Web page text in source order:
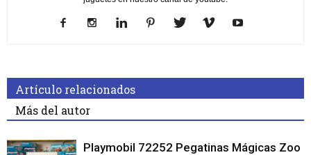
Artículo relacionados
Más del autor
Playmobil 72252 Pegatinas Mágicas Zoo